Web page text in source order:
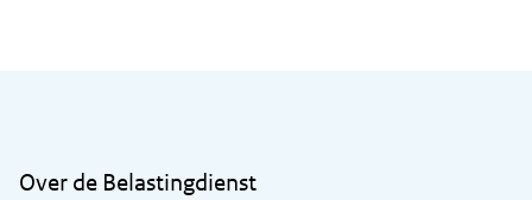
Over de Belastingdienst